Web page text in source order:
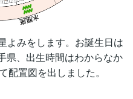
よみをします。お誕生日は
県、出生時間はわからなか
配置図を出しました。